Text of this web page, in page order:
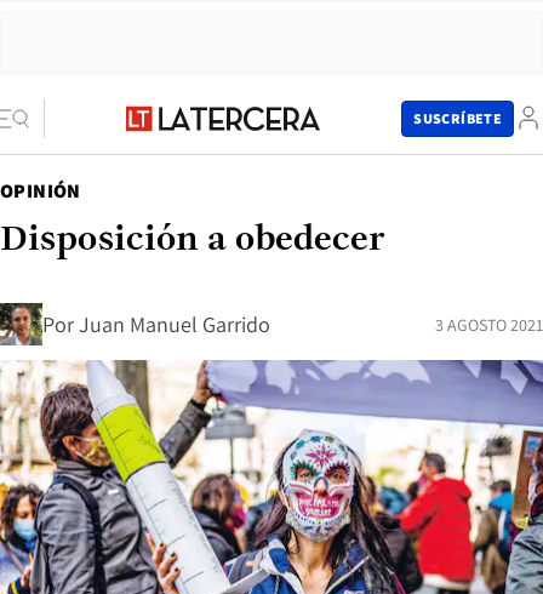
SUSCRÍBETE
OPINIÓN
Disposición a obedecer
PorJuan Manuel Garrido 3 AGOSTO 2021